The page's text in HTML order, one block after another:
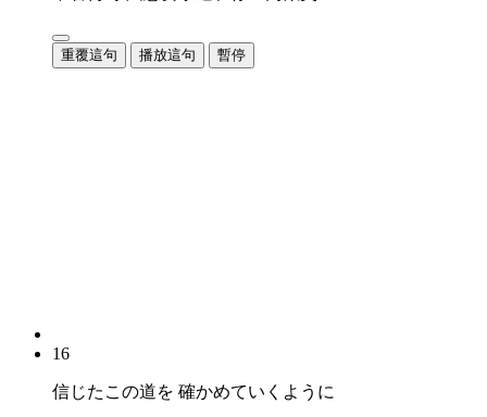
重覆這句 播放這句 暫停
16
信じたこの道を 確かめていくように